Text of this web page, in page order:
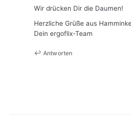
Wir drücken Dir die Daumen!
Herzliche Grüße aus
Dein ergoflix-Team
Antworten